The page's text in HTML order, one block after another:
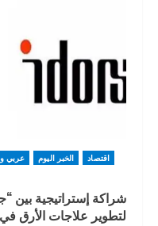
اقتصاد الخبر اليوم عربي
شراكة إستراتيجية بين
لتطوير علاجات الأرق